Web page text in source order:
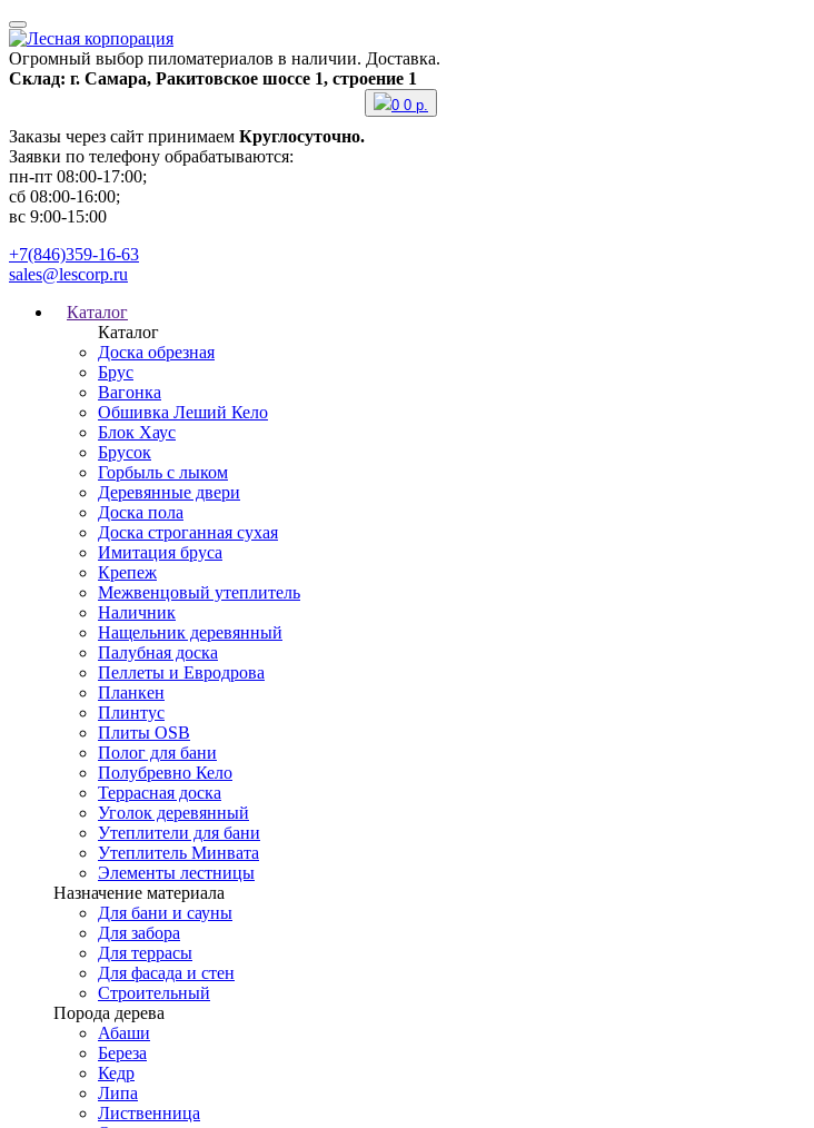
Огромный выбор пиломатериалов в наличии. Доставка.
Склад: г. Самара, Ракитовское шоссе 1, строение 1
Заказы через сайт принимаем Круглосуточно.
Заявки по телефону обрабатываются:
пн-пт 08:00-17:00;
сб 08:00-16:00;
вс 9:00-15:00
0 0 р.
+7(846)359-16-63
sales@lescorp.ru
Каталог
Каталог
Доска обрезная
Брус
Вагонка
Обшивка Леший Кело
Блок Хаус
Брусок
Горбыль с лыком
Деревянные двери
Доска пола
Доска строганная сухая
Имитация бруса
Крепеж
Межвенцовый утеплитель
Наличник
Нащельник деревянный
Палубная доска
Пеллеты и Евродрова
Планкен
Плинтус
Плиты OSB
Полог для бани
Полубревно Кело
Террасная доска
Уголок деревянный
Утеплители для бани
Утеплитель Минвата
Элементы лестницы
Назначение материала
Для бани и сауны
Для забора
Для террасы
Для фасада и стен
Строительный
Порода дерева
Абаши
Береза
Кедр
Липа
Лиственница